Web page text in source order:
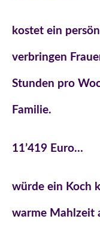
kostet ein
verbringen
Stunden pro
Familie.
11’419 Euro…
würde ein Koch
warme Mahlzeit